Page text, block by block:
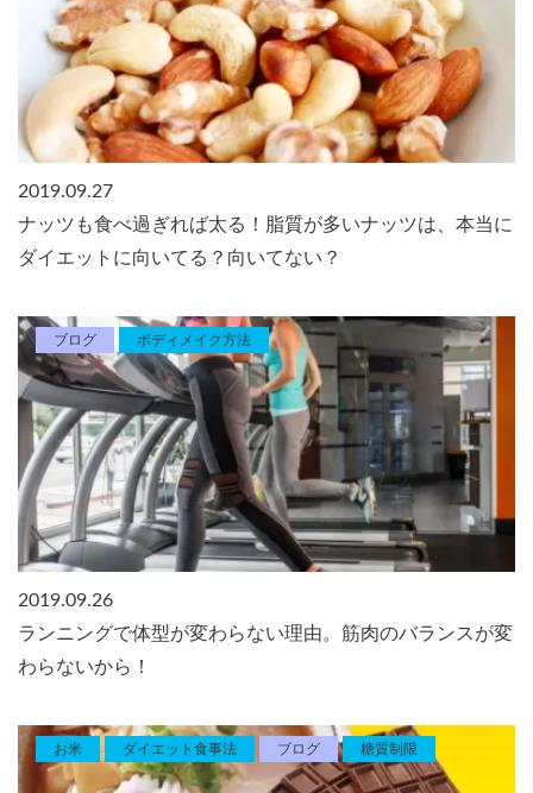
2019.09.27
ナッツも食べ過ぎれば太る！脂質が多いナッツは、本当に
ダイエットに向いてる？向いてない？
ブログ ボディメイク方法
2019.09.26
ランニングで体型が変わらない理由。筋肉のバランスが変
わらないから！
お米 ダイエット食事法 ブログ 糖質制限